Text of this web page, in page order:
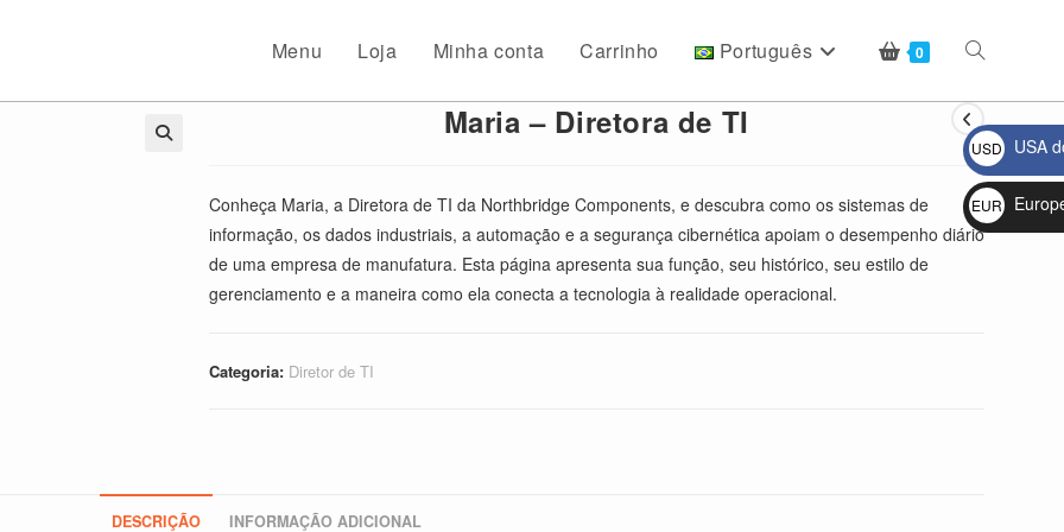
Menu Loja Minha conta Carrinho Português 0 Alternar
pesquisa
Maria – Diretora de TI
Conheça Maria, a Diretora de TI da Northbridge Components, e descubra como os sistemas de
informação, os dados industriais, a automação e a segurança cibernética apoiam o desempenho diário
de uma empresa de manufatura. Esta página apresenta sua função, seu histórico, seu estilo de
gerenciamento e a maneira como ela conecta a tecnologia à realidade operacional.
Categoria: Diretor de TI
DESCRIÇÃO INFORMAÇÃO ADICIONAL
USD
$
USA
EUR
€